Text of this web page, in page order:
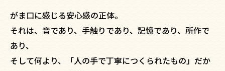
がま口に感じる安心感の正体。
それは、音であり、手触りであり、記憶であり、所作で
あり、
そして何より、「人の手で丁寧につくられたもの」だか